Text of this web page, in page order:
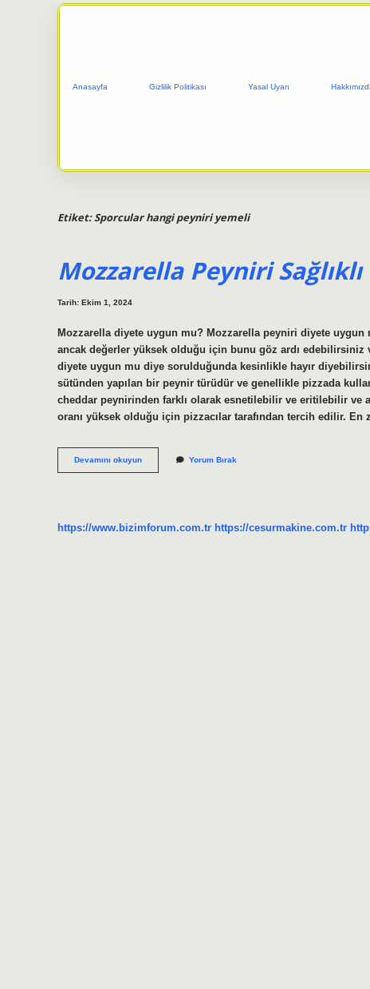
Anasayfa Gizlilik Politikası Yasal Uyarı
Etiket:Sporcular hangi peyniri yemeli
Mozzarella Peyniri Sağlıklı
Tarih: Ekim 1, 2024
Mozzarella diyete uygun mu? Mozzarella peyniri diyete
ancak değerler yüksek olduğu için bunu göz ardı
diyete uygun mu diye sorulduğunda kesinlikle hayır
sütünden yapılan bir peynir türüdür ve genellikle pizzada
cheddar peynirinden farklı olarak esnetilebilir ve eritilebilir ve
oranı yüksek olduğu için pizzacılar tarafından tercih edilir.
Devamını okuyunMozzarella
Peyniri
Yorum Bırak
https://www.bizimforum.com.tr https://cesurmakine.com.tr